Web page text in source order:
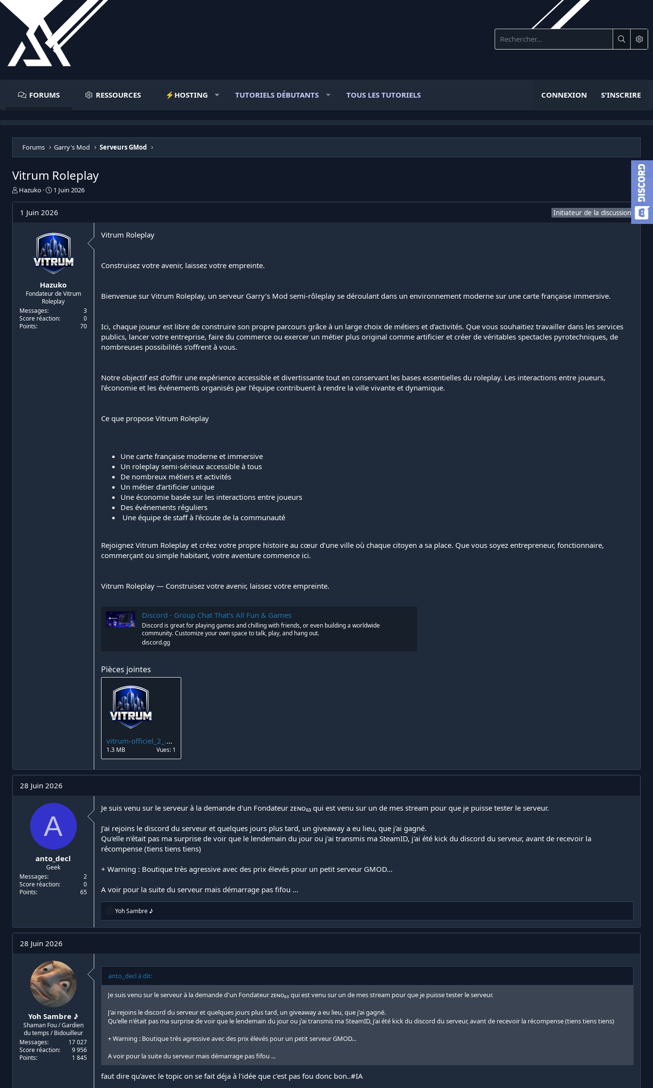
FORUMS RESSOURCES ⚡️HOSTING TUTORIELS DÉBUTANTS TOUS LES TUTORIELS CONNEXION S'INSCRIRE
Forums Garry's Mod Serveurs GMod
Vitrum Roleplay
I
d
i
s
Hazuko
D
e
e
d
é
b
u
t
1 Juin 2026
1 Juin 2026 Initiateur de la discussion
Hazuko
Fondateur de Vitrum
Roleplay
Messages
3
Score réaction
0
Points
70
Vitrum Roleplay
Construisez votre avenir, laissez votre empreinte.
Bienvenue sur Vitrum Roleplay, un serveur Garry’s Mod semi-rôleplay se déroulant dans un environnement moderne sur une carte française immersive.
Ici, chaque joueur est libre de construire son propre parcours grâce à un large choix de métiers et d’activités. Que vous souhaitiez travailler dans les services
publics, lancer votre entreprise, faire du commerce ou exercer un métier plus original comme artificier et créer de véritables spectacles pyrotechniques, de
nombreuses possibilités s’offrent à vous.
Notre objectif est d’offrir une expérience accessible et divertissante tout en conservant les bases essentielles du roleplay. Les interactions entre joueurs,
l’économie et les événements organisés par l’équipe contribuent à rendre la ville vivante et dynamique.
Ce que propose Vitrum Roleplay
Une carte française moderne et immersive
Un roleplay semi-sérieux accessible à tous
De nombreux métiers et activités
Un métier d’artificier unique
Une économie basée sur les interactions entre joueurs
Des événements réguliers
️ Une équipe de staff à l’écoute de la communauté
Rejoignez Vitrum Roleplay et créez votre propre histoire au cœur d’une ville où chaque citoyen a sa place. Que vous soyez entrepreneur, fonctionnaire,
commerçant ou simple habitant, votre aventure commence ici.
Vitrum Roleplay — Construisez votre avenir, laissez votre empreinte.
Discord - Group Chat That’s All Fun & Games
Discord is great for playing games and chilling with friends, or even building a worldwide
community. Customize your own space to talk, play, and hang out.
discord.gg
Pièces jointes
vitrum-officiel_2_.png
1.3 MB Vues: 1
28 Juin 2026
A
anto_decl
Geek
Messages
2
Score réaction
0
Points
65
Je suis venu sur le serveur à la demande d'un Fondateur ᴢᴇɴᴏ₆₃ qui est venu sur un de mes stream pour que je puisse tester le serveur.
J'ai rejoins le discord du serveur et quelques jours plus tard, un giveaway a eu lieu, que j'ai gagné.
Qu'elle n'était pas ma surprise de voir que le lendemain du jour ou j'ai transmis ma SteamID, j'ai été kick du discord du serveur, avant de recevoir la
récompense (tiens tiens tiens)
+ Warning : Boutique très agressive avec des prix élevés pour un petit serveur GMOD...
A voir pour la suite du serveur mais démarrage pas fifou ...
R
a
c
n
s
:
Yoh Sambre ♪
28 Juin 2026
Yoh Sambre ♪
Shaman Fou / Gardien
du temps / Bidouilleur
Messages
17 027
Score réaction
9 956
Points
1 845
anto_decl à dit:
Je suis venu sur le serveur à la demande d'un Fondateur ᴢᴇɴᴏ₆₃ qui est venu sur un de mes stream pour que je puisse tester le serveur.
J'ai rejoins le discord du serveur et quelques jours plus tard, un giveaway a eu lieu, que j'ai gagné.
Qu'elle n'était pas ma surprise de voir que le lendemain du jour ou j'ai transmis ma SteamID, j'ai été kick du discord du serveur, avant de recevoir la récompense (tiens tiens tiens)
+ Warning : Boutique très agressive avec des prix élevés pour un petit serveur GMOD...
A voir pour la suite du serveur mais démarrage pas fifou ...
faut dire qu'avec le topic on se fait déja à l'idée que c'est pas fou donc bon..#IA